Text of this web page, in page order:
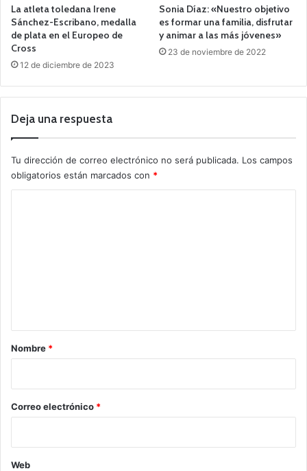
La atleta toledana Irene
Sánchez-Escribano, medalla
de plata en el Europeo de
Cross
12 de diciembre de 2023
Sonia Díaz: «Nuestro objetivo
es formar una familia, disfrutar
y animar a las más jóvenes»
23 de noviembre de 2022
Deja una respuesta
Tu dirección de correo electrónico no será publicada. Los campos
obligatorios están marcados con *
r
*
Nombre *
Correo electrónico *
Web